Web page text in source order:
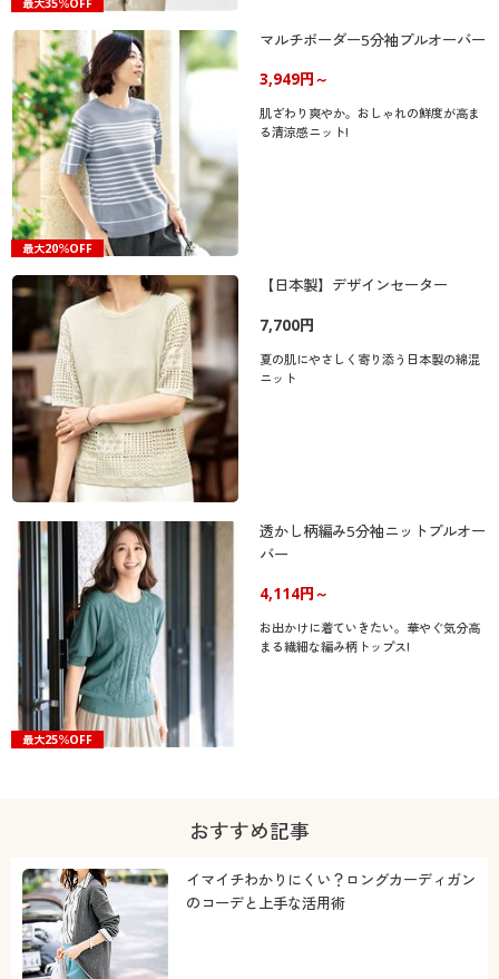
最大35％OFF
最大20％OFF
マルチボーダー5分袖プルオーバー
3,949円～
肌ざわり爽やか。おしゃれの鮮度が高ま
る清涼感ニット!
【日本製】デザインセーター
7,700円
夏の肌にやさしく寄り添う日本製の綿混
ニット
最大25％OFF
透かし柄編み5分袖ニットプルオー
バー
4,114円～
お出かけに着ていきたい。華やぐ気分高
まる繊細な編み柄トップス!
おすすめ記事
イマイチわかりにくい？ロングカーディガン
のコーデと上手な活用術